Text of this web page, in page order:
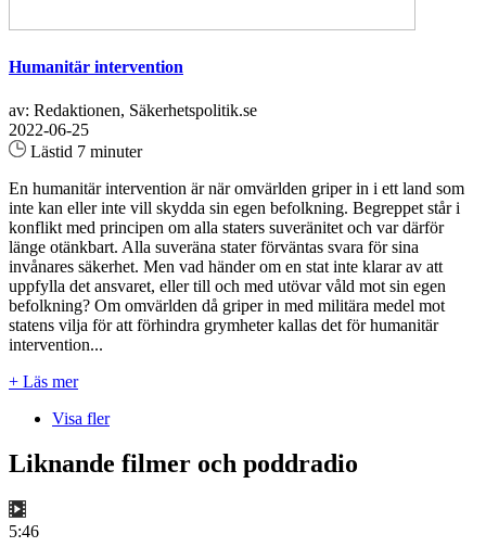
Humanitär intervention
av: Redaktionen, Säkerhetspolitik.se
2022-06-25
Lästid 7 minuter
En humanitär intervention är när omvärlden griper in i ett land som
inte kan eller inte vill skydda sin egen befolkning. Begreppet står i
konflikt med principen om alla staters suveränitet och var därför
länge otänkbart. Alla suveräna stater förväntas svara för sina
invånares säkerhet. Men vad händer om en stat inte klarar av att
uppfylla det ansvaret, eller till och med utövar våld mot sin egen
befolkning? Om omvärlden då griper in med militära medel mot
statens vilja för att förhindra grymheter kallas det för humanitär
intervention...
+ Läs mer
Visa fler
Liknande filmer och poddradio
5:46